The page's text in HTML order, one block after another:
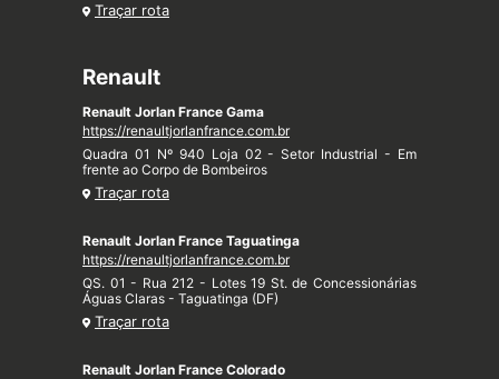
Traçar rota
Renault
Renault Jorlan France Gama
https://renaultjorlanfrance.com.br
Quadra 01 Nº 940 Loja 02 - Setor Industrial - Em
frente ao Corpo de Bombeiros
Traçar rota
Renault Jorlan France Taguatinga
https://renaultjorlanfrance.com.br
QS. 01 - Rua 212 - Lotes 19 St. de Concessionárias
Águas Claras - Taguatinga (DF)
Traçar rota
Renault Jorlan France Colorado